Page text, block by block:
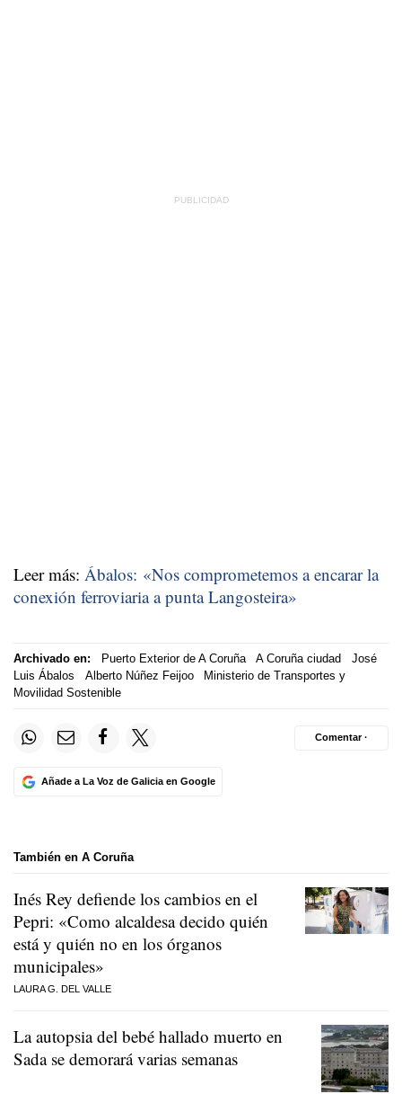
Leer más: Ábalos: «Nos comprometemos a encarar la
conexión ferroviaria a punta Langosteira»
Archivado en: Puerto Exterior de A Coruña A Coruña ciudad
José
Luis Ábalos
Alberto Núñez Feijoo
Ministerio de Transportes y
Movilidad Sostenible
Añade a La Voz de Galicia en Google
Comentar ·
También en A Coruña
Inés Rey defiende los cambios en el
Pepri: «Como alcaldesa decido quién
está y quién no en los órganos
municipales»
LAURA G. DEL VALLE
La autopsia del bebé hallado muerto en
Sada se demorará varias semanas